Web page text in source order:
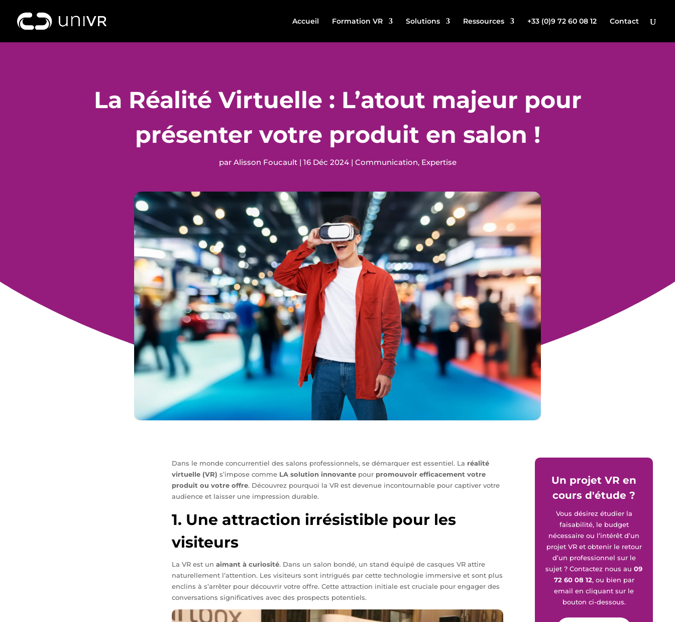
Accueil Formation VR Solutions Ressources +33 (0)9 72 60 08 12 Contact
La Réalité Virtuelle : L’atout majeur pour
présenter votre produit en salon !
par Alisson Foucault| 16 Déc 2024| Communication, Expertise
Dans le monde concurrentiel des salons professionnels, se démarquer est essentiel. La réalité
virtuelle (VR) s’impose comme LA solution innovante pour promouvoir efficacement votre
produit ou votre offre. Découvrez pourquoi la VR est devenue incontournable pour captiver votre
audience et laisser une impression durable.
1. Une attraction irrésistible pour les
visiteurs
La VR est unaimant à curiosité. Dans un salon bondé, un stand équipé de casques VR attire
naturellement l’attention. Les visiteurs sont intrigués par cette technologie immersive et sont plus
enclins à s’arrêter pour découvrir votre offre. Cette attraction initiale est cruciale pour engager des
conversations significatives avec des prospects potentiels.
Un projet VR en
cours d'étude ?
Vous désirez étudier la
faisabilité, le budget
nécessaire ou l’intérêt d’un
projet VR et obtenir le retour
d’un professionnel sur le
sujet ? Contactez nous au09
72 60 08 12, ou bien par
email en cliquant sur le
bouton ci-dessous.